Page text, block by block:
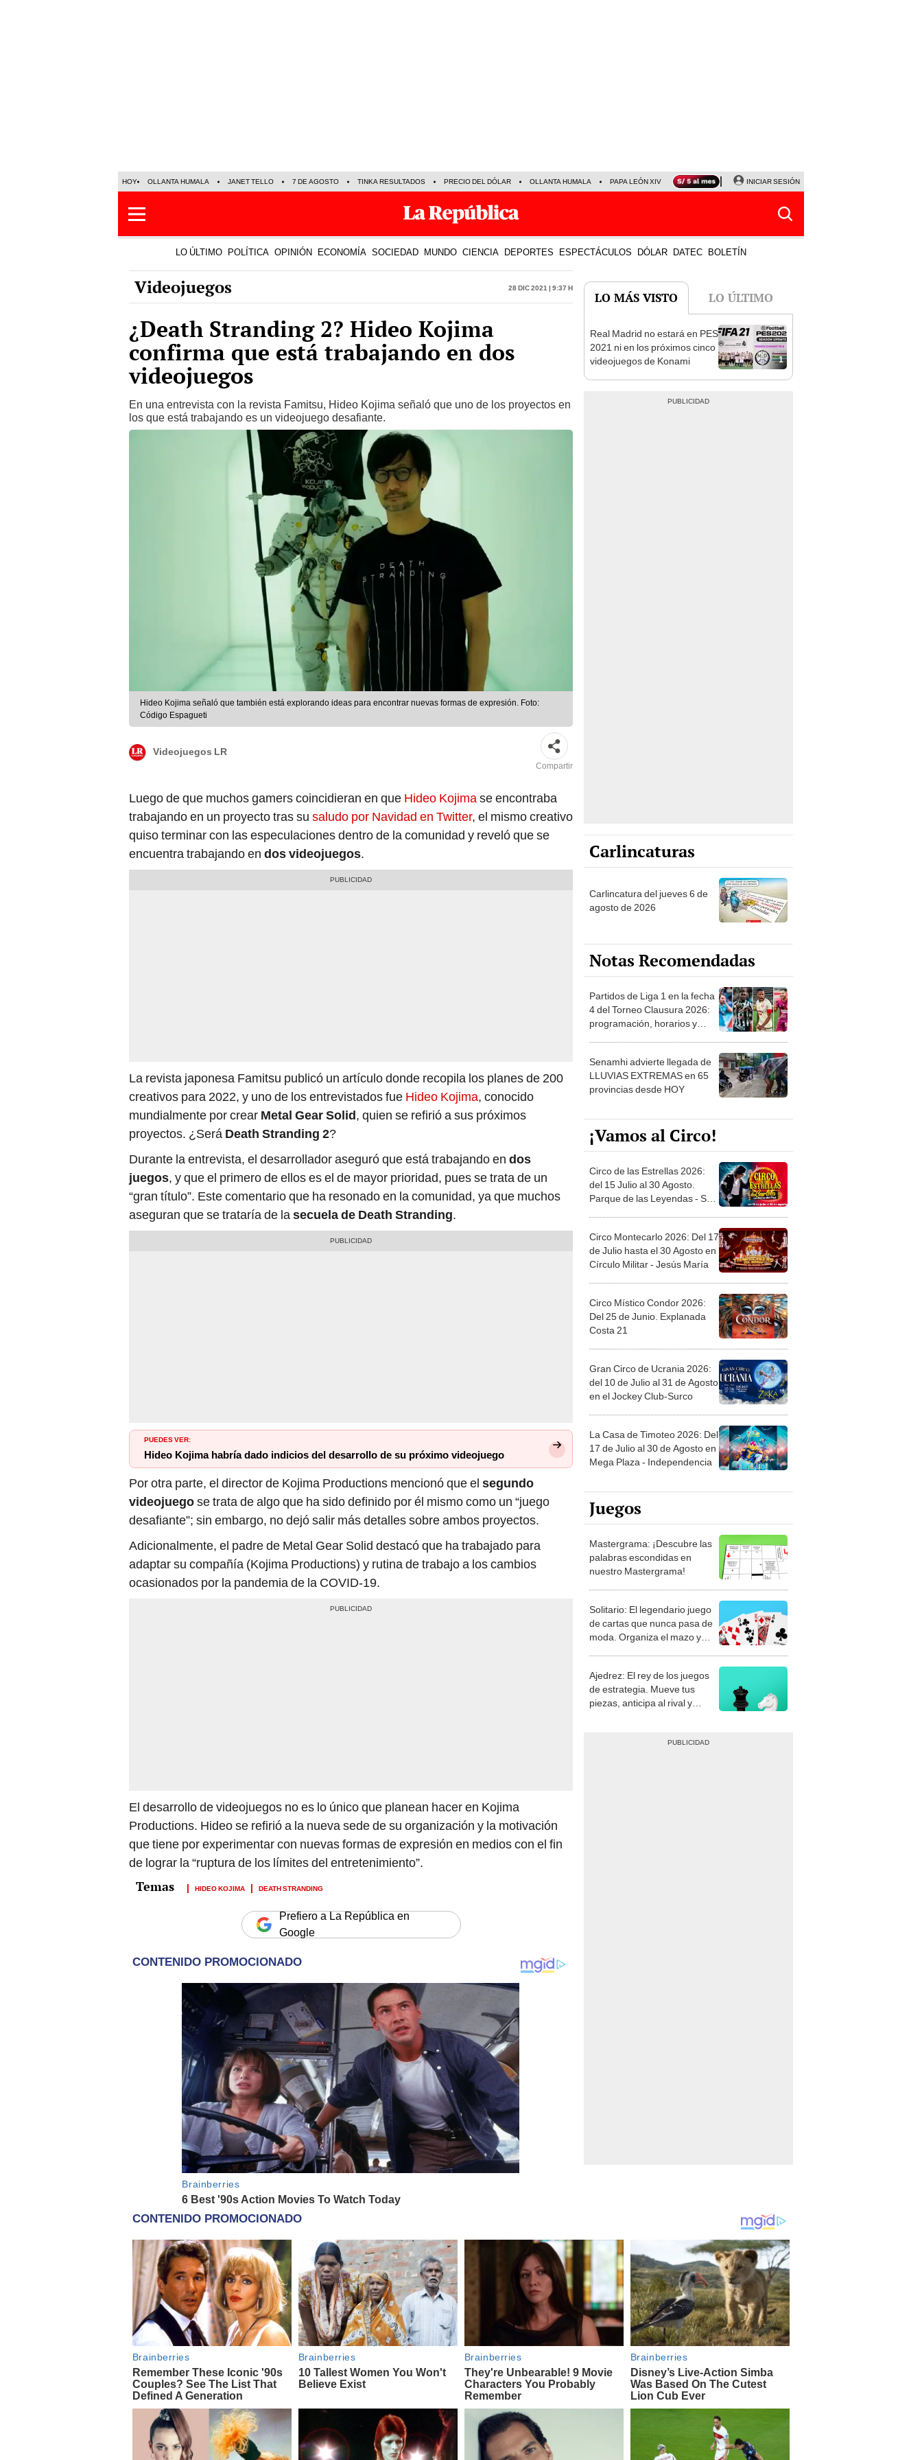
HOY OLLANTA HUMALA JANET TELLO 7 DE AGOSTO TINKA RESULTADOS PRECIO DEL DÓLAR OLLANTA HUMALA PAPA LEÓN XIV NALDY SALDAÑA LA BELLA LUZ
INICIAR SESIÓN
LO ÚLTIMO POLÍTICA OPINIÓN ECONOMÍA SOCIEDAD MUNDO CIENCIA DEPORTES ESPECTÁCULOS DÓLAR DATEC BOLETÍN
Videojuegos 28 Dic 2021 | 9:37 h
¿Death Stranding 2? Hideo Kojima
confirma que está trabajando en dos
videojuegos
En una entrevista con la revista Famitsu, Hideo Kojima señaló que uno de los proyectos en
los que está trabajando es un videojuego desafiante.
Hideo Kojima señaló que también está explorando ideas para encontrar nuevas formas de expresión. Foto:
Código Espagueti
Videojuegos LR
Compartir
Luego de que muchos gamers coincidieran en que Hideo Kojimase encontraba
trabajando en un proyecto tras su saludo por Navidad en Twitter, el mismo creativo
quiso terminar con las especulaciones dentro de la comunidad y reveló que se
encuentra trabajando en dos videojuegos.
La revista japonesa Famitsu publicó un artículo donde recopila los planes de 200
creativos para 2022, y uno de los entrevistados fue Hideo Kojima, conocido
mundialmente por crear Metal Gear Solid, quien se refirió a sus próximos
proyectos. ¿Será Death Stranding 2?
Durante la entrevista, el desarrollador aseguró que está trabajando en dos
juegos, y que el primero de ellos es el de mayor prioridad, pues se trata de un
“gran título”. Este comentario que ha resonado en la comunidad, ya que muchos
aseguran que se trataría de lasecuela de Death Stranding.
PUEDES VER:
Hideo Kojima habría dado indicios del desarrollo de su próximo videojuego
Por otra parte, el director de Kojima Productions mencionó que el segundo
videojuegose trata de algo que ha sido definido por él mismo como un “juego
desafiante”; sin embargo, no dejó salir más detalles sobre ambos proyectos.
Adicionalmente, el padre de Metal Gear Solid destacó que ha trabajado para
adaptar su compañía (Kojima Productions) y rutina de trabajo a los cambios
ocasionados por la pandemia de la COVID-19.
El desarrollo de videojuegos no es lo único que planean hacer en Kojima
Productions. Hideo se refirió a la nueva sede de su organización y la motivación
que tiene por experimentar con nuevas formas de expresión en medios con el fin
de lograr la “ruptura de los límites del entretenimiento”.
HIDEO KOJIMA DEATH STRANDING
Prefiero a La República en
Google
LO MÁS VISTO LO ÚLTIMO
1
Real Madrid no estará en PES
2021 ni en los próximos cinco
videojuegos de Konami
Carlincaturas
Carlincatura del jueves 6 de
agosto de 2026
Notas Recomendadas
Partidos de Liga 1 en la fecha
4 del Torneo Clausura 2026:
programación, horarios y
Senamhi advierte llegada de
LLUVIAS EXTREMAS en 65
provincias desde HOY
¡Vamos al Circo!
Circo de las Estrellas 2026:
del 15 Julio al 30 Agosto.
Parque de las Leyendas - San
Circo Montecarlo 2026: Del 17
de Julio hasta el 30 Agosto en
Círculo Militar - Jesús María
Circo Místico Condor 2026:
Del 25 de Junio. Explanada
Costa 21
Gran Circo de Ucrania 2026:
del 10 de Julio al 31 de Agosto
en el Jockey Club-Surco
La Casa de Timoteo 2026: Del
17 de Julio al 30 de Agosto en
Mega Plaza - Independencia
Juegos
Mastergrama: ¡Descubre las
palabras escondidas en
nuestro Mastergrama!
Solitario: El legendario juego
de cartas que nunca pasa de
moda. Organiza el mazo y
Ajedrez: El rey de los juegos
de estrategia. Mueve tus
piezas, anticipa al rival y